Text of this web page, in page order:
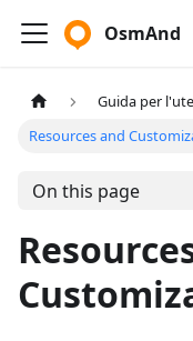
OsmAnd
Guida per
Resources and
On this page